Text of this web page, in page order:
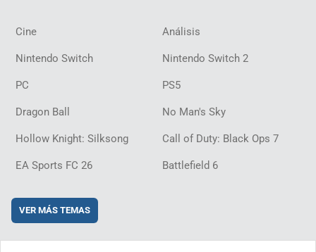
Cine Análisis
Nintendo Switch Nintendo Switch 2
PC PS5
Dragon Ball No Man's Sky
Hollow Knight: Silksong Call of Duty: Black Ops 7
EA Sports FC 26 Battlefield 6
VER MÁS TEMAS